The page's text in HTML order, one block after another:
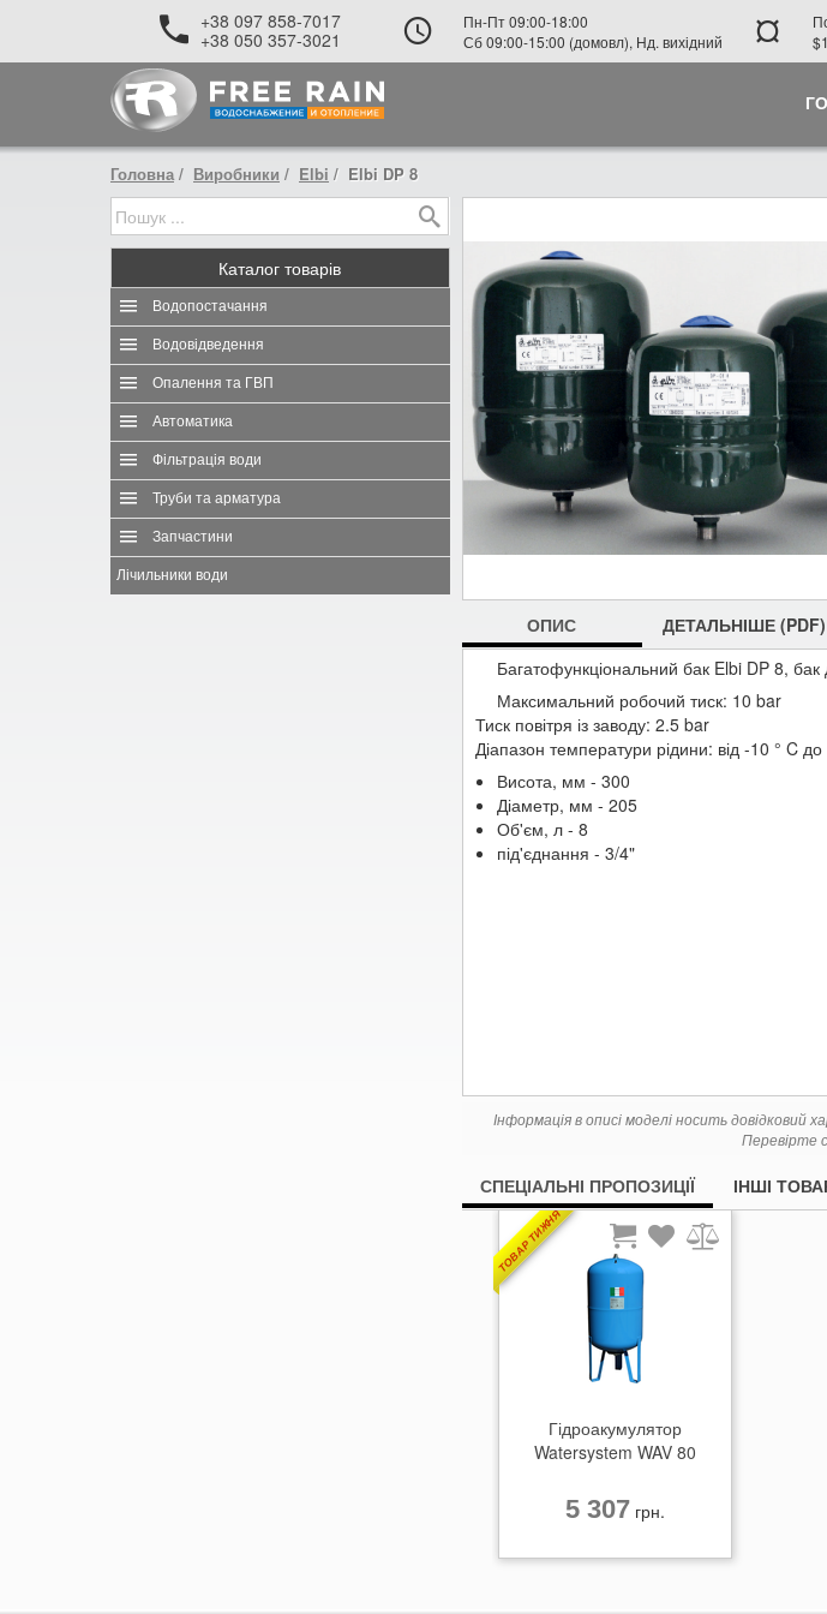
+38 097 858-7017
+38 050 357-3021
Пн-Пт 09:00-18:00
Сб 09:00-15:00 (домовл), Нд. вихідний
¤
Головна Виробники Elbi Elbi DP 8
Каталог товарів
Водопостачання
Водовідведення
Опалення та ГВП
Автоматика
Фільтрація води
Труби та арматура
Запчастини
Лічильники води
ОПИС ДЕТАЛЬНІШЕ (PDF)
Багатофункціональний бак Elbi DP 8, бак
Максимальний робочий тиск: 10 bar
Тиск повітря із заводу: 2.5 bar
Діапазон температури рідини: від -10 ° C
Висота, мм - 300
Діаметр, мм - 205
Об'єм, л - 8
під'єднання - 3/4"
Інформація в описі моделі носить
Перевірте
СПЕЦІАЛЬНІ ПРОПОЗИЦІЇ ІНШІ
ТОВАР ТИЖНЯ
Гідроакумулятор
Watersystem WAV 80
5 307 грн.